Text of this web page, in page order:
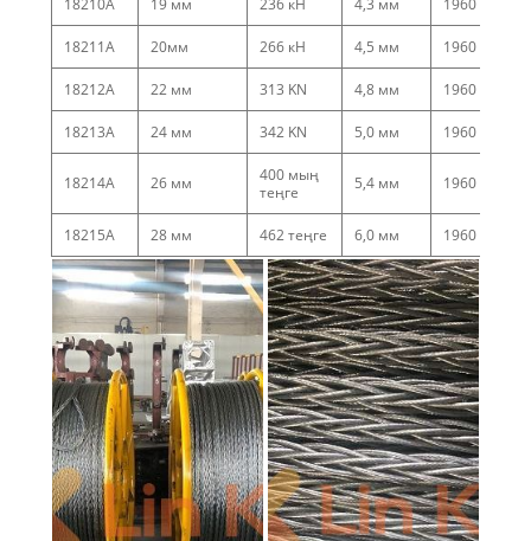
18210A 19 мм 236 кН 4,3 мм 1960
18211A 20мм 266 кН 4,5 мм 1960
18212A 22 мм 313 KN 4,8 мм 1960
18213A 24 мм 342 KN 5,0 мм 1960
18214A 26 мм
400 мың
теңге
5,4 мм 1960
18215A 28 мм 462 теңге 6,0 мм 1960